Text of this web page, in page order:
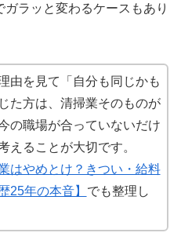
ラッと変わるケースもあり
由を見て「自分も同じかも
た方は、清掃業そのものが
の職場が合っていないだけ
えることが大切です。
はやめとけ？きつい・給料
25年の本音】 でも整理し